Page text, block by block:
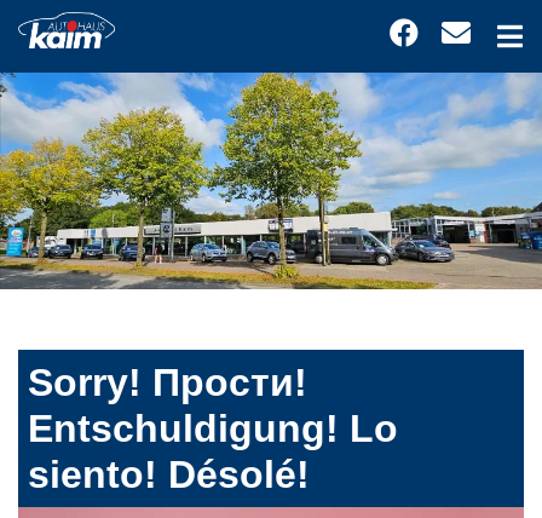
Sorry! Прости!
Entschuldigung! Lo
siento! Désolé!